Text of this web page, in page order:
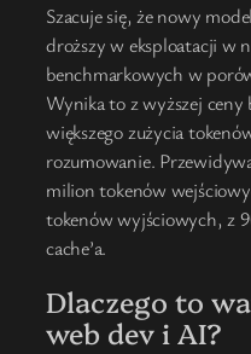
Szacuje się, że nowy
droższy w eksploatacji w
benchmarkowych w
Wynika to z wyższej
większego zużycia
rozumowanie.
milion tokenów
tokenów wyjściowych, z
cache’a.
Dlaczego to
web dev i AI?